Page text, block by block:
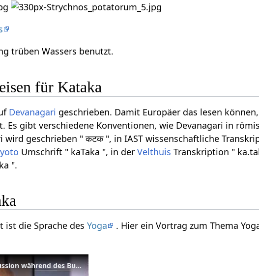
trüben Wassers benutzt.
für Kataka
Devanagari geschrieben. Damit Europäer das lesen
Es gibt verschiedene Konventionen, wie Devanagari in
wird geschrieben " कटक ", in IAST wissenschaftliche
Umschrift " kaTaka ", in derVelthuis Transkription "
".
ist die Sprache desYoga . Hier ein Vortrag zum Thema
Sukadev und sein Bruder - Podiums-Diskussion während des Business-Yoga-Kongresses